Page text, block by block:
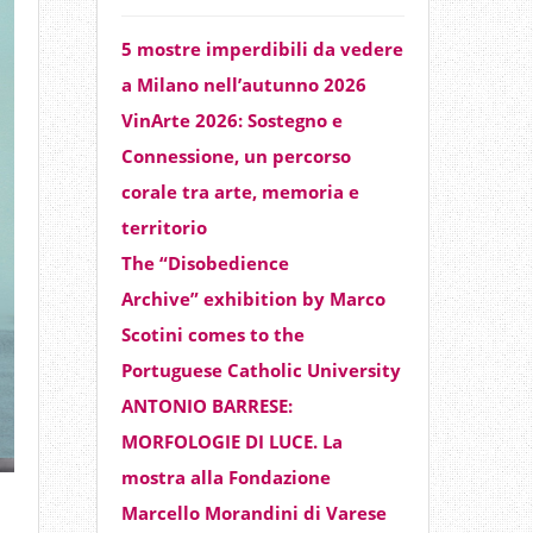
5 mostre imperdibili da vedere
a Milano nell’autunno 2026
VinArte 2026: Sostegno e
Connessione, un percorso
corale tra arte, memoria e
territorio
The “Disobedience
Archive” exhibition by Marco
Scotini comes to the
Portuguese Catholic University
ANTONIO BARRESE:
MORFOLOGIE DI LUCE. La
mostra alla Fondazione
Marcello Morandini di Varese